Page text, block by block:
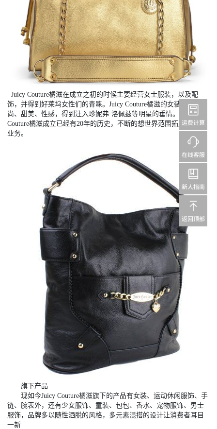
Juicy Couture橘滋在成立之初的时候主要经营女士服装，以及配
饰，并得到好莱坞女性们的青睐。Juicy Couture橘滋的女装风格时
尚、甜美、性感，得到注入珍妮弗·洛佩兹等明星的垂情。至今Juicy
Couture橘滋成立已经有20年的历史，不断的想世界范围拓展自己的
业务。
旗下产品
现如今Juicy Couture橘滋旗下的产品有女装、运动休闲服饰、手
链、腕表外，还有少女服饰、童装、包包、香水、宠物服饰、男士
服饰，品牌多以随性洒脱的风格，多元素混搭的设计让消费者耳目
一新